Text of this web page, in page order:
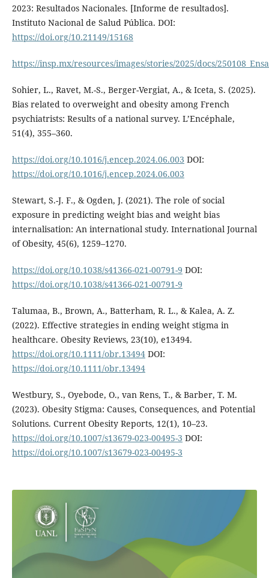
2023: Resultados Nacionales. [Informe de resultados].
Instituto Nacional de Salud Pública. DOI:
https://doi.org/10.21149/15168
https://insp.mx/resources/images/stories/2025/docs/
Sohier, L., Ravet, M.-S., Berger-Vergiat, A., & Iceta, S. (2025).
Bias related to overweight and obesity among French
psychiatrists: Results of a national survey. L’Encéphale,
51(4), 355–360.
https://doi.org/10.1016/j.encep.2024.06.003 DOI:
https://doi.org/10.1016/j.encep.2024.06.003
Stewart, S.-J. F., & Ogden, J. (2021). The role of social
exposure in predicting weight bias and weight bias
internalisation: An international study. International Journal
of Obesity, 45(6), 1259–1270.
https://doi.org/10.1038/s41366-021-00791-9 DOI:
https://doi.org/10.1038/s41366-021-00791-9
Talumaa, B., Brown, A., Batterham, R. L., & Kalea, A. Z.
(2022). Effective strategies in ending weight stigma in
healthcare. Obesity Reviews, 23(10), e13494.
https://doi.org/10.1111/obr.13494DOI:
https://doi.org/10.1111/obr.13494
Westbury, S., Oyebode, O., van Rens, T., & Barber, T. M.
(2023). Obesity Stigma: Causes, Consequences, and Potential
Solutions. Current Obesity Reports, 12(1), 10–23.
https://doi.org/10.1007/s13679-023-00495-3 DOI:
https://doi.org/10.1007/s13679-023-00495-3